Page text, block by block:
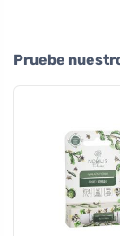
Pruebe